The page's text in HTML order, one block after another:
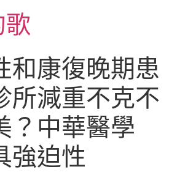
和康復晚期患
所減重不克不
？中華醫學
強迫性